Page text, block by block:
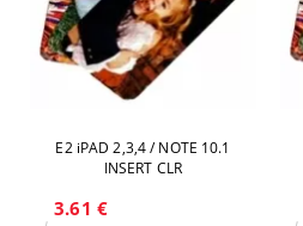
Е2 iPAD 2,3,4 / NOTE 10.1
INSERT CLR
3.61 €